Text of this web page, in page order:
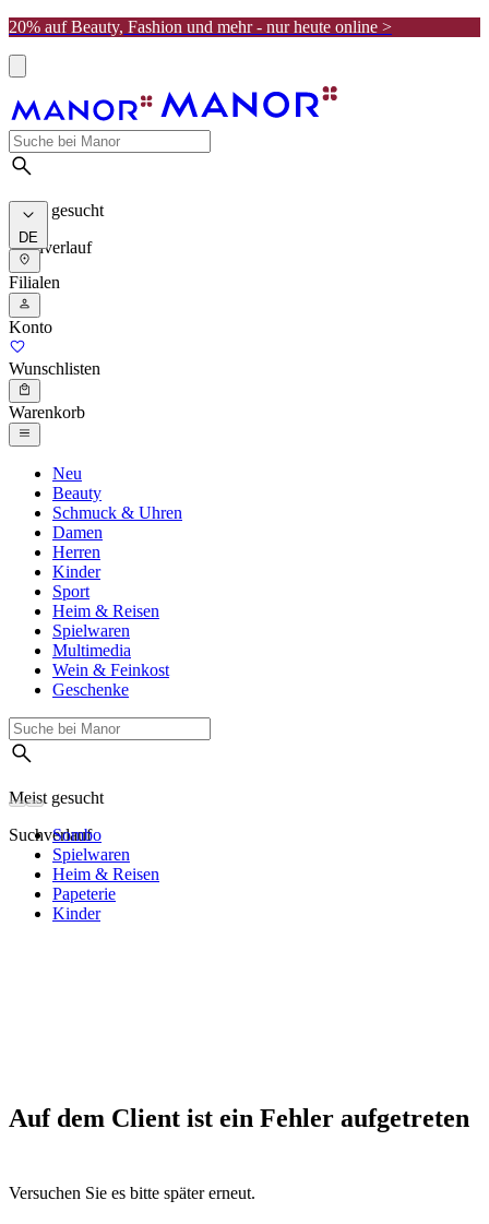
20% auf Beauty, Fashion und mehr - nur heute online >
Meist gesucht
Suchverlauf
DE
Filialen
Konto
Wunschlisten
Warenkorb
Neu
Beauty
Schmuck & Uhren
Damen
Herren
Kinder
Sport
Heim & Reisen
Spielwaren
Multimedia
Wein & Feinkost
Geschenke
Meist gesucht
Suchverlauf
Sombo
Spielwaren
Heim & Reisen
Papeterie
Kinder
Auf dem Client ist ein Fehler aufgetreten
Versuchen Sie es bitte später erneut.